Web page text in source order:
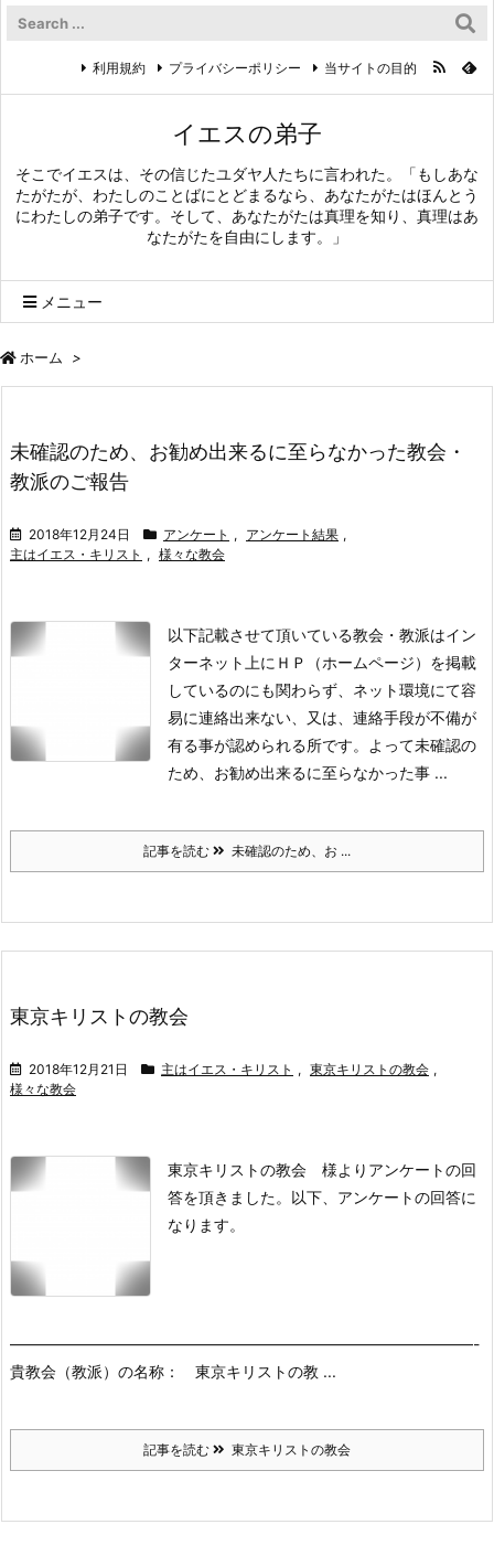
イエスの弟子
そこでイエスは、その信じたユダヤ人たちに言われた。「もしあな
たがたが、わたしのことばにとどまるなら、あなたがたはほんとう
にわたしの弟子です。そして、あなたがたは真理を知り、真理はあ
なたがたを自由にします。」
メニュー
利用規約 プライバシーポリシー 当サイトの目的
ホーム >
未確認のため、お勧め出来るに至らなかった教会・
教派のご報告
2018年12月24日 アンケート , アンケート結果 ,
主はイエス・キリスト , 様々な教会
以下記載させて頂いている教会・教派はイン
ターネット上にＨＰ（ホームページ）を掲載
しているのにも関わらず、ネット環境にて容
易に連絡出来ない、又は、連絡手段が不備が
有る事が認められる所です。よって未確認の
ため、お勧め出来るに至らなかった事 ...
記事を読む 未確認のため、お ...
東京キリストの教会
2018年12月21日 主はイエス・キリスト , 東京キリストの教会 ,
様々な教会
東京キリストの教会 様よりアンケートの回
答を頂きました。 以下、アンケートの回答に
なります。
――――――――――――――――――――――――――――――-
貴教会（教派）の名称： 東京キリストの教 ...
記事を読む 東京キリストの教会